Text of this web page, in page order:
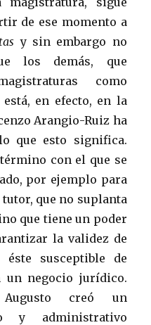
de ese momento a
y sin embargo no
los demás, que
como
en efecto, en la
Arangio-Ruiz ha
que esto significa.
con el que se
por ejemplo para
tutor, que no suplanta
que tiene un poder
la validez de
éste susceptible de
un negocio jurídico.
creó un
y administrativo